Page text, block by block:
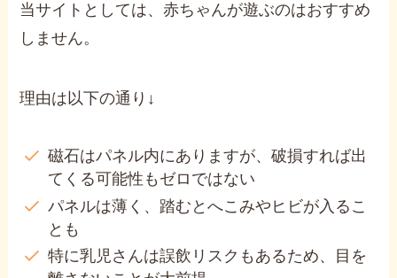
当サイトとしては、赤ちゃんが遊ぶのはおすすめ
しません。
理由は以下の通り↓
磁石はパネル内にありますが、破損すれば出
てくる可能性もゼロではない
パネルは薄く、踏むとへこみやヒビが入るこ
とも
特に乳児さんは誤飲リスクもあるため、目を